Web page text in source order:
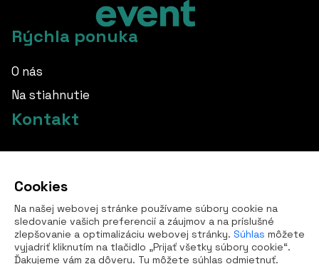
Rýchla ponuka
O nás
Na stiahnutie
Kontakt
+420 724 760 650
Všetky kontakty
Cookies
Na našej webovej stránke používame súbory cookie na
sledovanie vašich preferencií a záujmov a na príslušné
zlepšovanie a optimalizáciu webovej stránky. Súhlas môžete
vyjadriť kliknutím na tlačidlo „Prijať všetky súbory cookie“.
Ďakujeme vám za dôveru. Tu môžete súhlas odmietnuť.